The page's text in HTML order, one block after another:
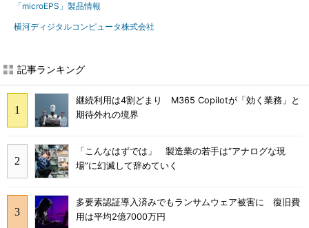
「microEPS」製品情報
横河ディジタルコンピュータ株式会社
記事ランキング
継続利用は4割どまり M365 Copilotが「効く業務」と
期待外れの境界
「こんなはずでは」 製造業の若手は“アナログな現
場”に幻滅して辞めていく
多要素認証導入済みでもランサムウェア被害に 復旧費
用は平均2億7000万円